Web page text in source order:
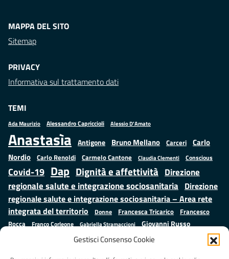
Gestisci Consenso Cookie
MAPPA DEL SITO
Sitemap
PRIVACY
Informativa sul trattamento dati
TEMI
Ada Maurizio Alessandro Capriccioli Alessio D'Amato
Anastasìa Antigone Bruno Mellano Carceri
Carlo
Nordio Carlo Renoldi Carmelo Cantone Claudia Clementi Conscious
Covid-19 Dap Dignità e affettività Direzione
regionale salute e integrazione sociosanitaria Direzione
regionale salute e integrazione sociosanitaria – Area rete
integrata del territorio
Donne Francesca Tricarico
Francesco
Rocca
Franco Corleone Gabriella Stramaccioni Giovanni Russo
Giuseppe Emanuele Cangemi Istruzione e cultura
Mauro